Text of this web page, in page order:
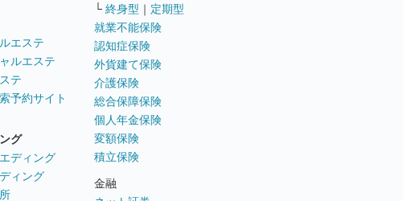
エステ
ルエステ
テ
予約サイト
グ
ディング
ィング
└ 終身型 ｜ 定期型
就業不能保険
認知症保険
外貨建て保険
介護保険
総合保障保険
個人年金保険
変額保険
積立保険
金融